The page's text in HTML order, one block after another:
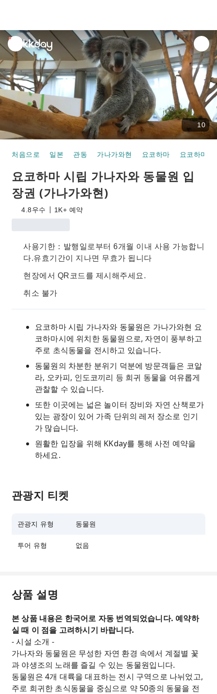
unread
notifications
10
처음으로 일본 관동 가나가와현 요코하마 요코하마
요코하마 시립 가나자와 동물원 입
장권 (가나가와현)
4.8우수 1K+ 예약
사용기한：발행일로부터 6개월 이내 사용 가능합니
다.유효기간이 지나면 무효가 됩니다
현장에서 QR코드를 제시해주세요.
취소 불가
요코하마 시립 가나자와 동물원은 가나가와현 요
코하마시에 위치한 동물원으로, 자연이 풍부하고
주로 초식동물을 전시하고 있습니다.
동물원의 차분한 분위기 덕분에 방문객들은 코알
라, 오카피, 인도코끼리 등 희귀 동물을 여유롭게
관찰할 수 있습니다.
또한 이곳에는 넓은 놀이터 장비와 자연 산책로가
있는 광장이 있어 가족 단위의 레저 장소로 인기
가 많습니다.
원활한 입장을 위해 KKday를 통해 사전 예약을
하세요.
관광지 티켓
관광지 유형 동물원
투어 유형 없음
상품 설명
본 상품 내용은 한국어로 자동 번역되었습니다. 예약하
실 때 이 점을 고려하시기 바랍니다.
- 시설 소개 -
가나자와 동물원은 무성한 자연 환경 속에서 계절별 꽃
과 야생조의 노래를 즐길 수 있는 동물원입니다.
동물원은 4개 대륙을 대표하는 전시 구역으로 나뉘었고,
주로 희귀한 초식동물을 중심으로 약 50종의 동물을 전